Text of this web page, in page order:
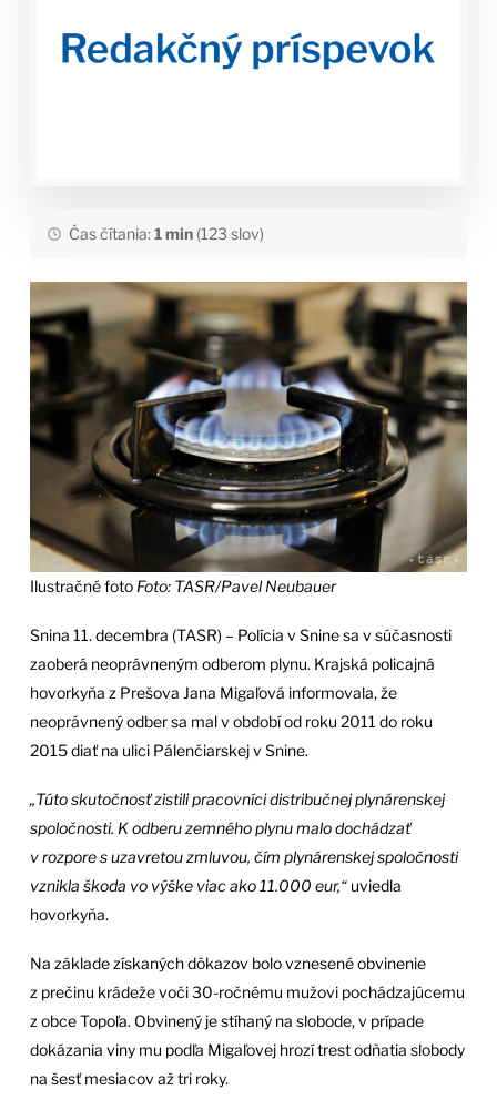
Čas čítania:1 min(123 slov)
Ilustračné foto Foto: TASR/Pavel Neubauer
Snina 11. decembra (TASR) – Polícia v Snine sa v súčasnosti
zaoberá neoprávneným odberom plynu. Krajská policajná
hovorkyňa z Prešova Jana Migaľová informovala, že
neoprávnený odber sa mal v období od roku 2011 do roku
2015 diať na ulici Pálenčiarskej v Snine.
„Túto skutočnosť zistili pracovníci distribučnej plynárenskej
spoločnosti. K odberu zemného plynu malo dochádzať
v rozpore s uzavretou zmluvou, čím plynárenskej spoločnosti
vznikla škoda vo výške viac ako 11.000 eur,“uviedla
hovorkyňa.
Na základe získaných dôkazov bolo vznesené obvinenie
z prečinu krádeže voči 30-ročnému mužovi pochádzajúcemu
z obce Topoľa. Obvinený je stíhaný na slobode, v prípade
dokázania viny mu podľa Migaľovej hrozí trest odňatia slobody
na šesť mesiacov až tri roky.